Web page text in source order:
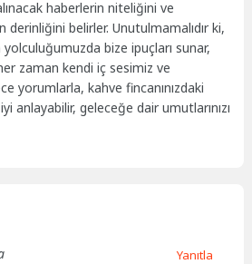
haberlerin niteliğini ve
derinliğini belirler. Unutulmamalıdır ki,
bize ipuçları sunar,
zaman kendi iç sesimiz ve
yorumlarla, kahve fincanınızdaki
anlayabilir, geleceğe dair umutlarınızı
Yanıtla